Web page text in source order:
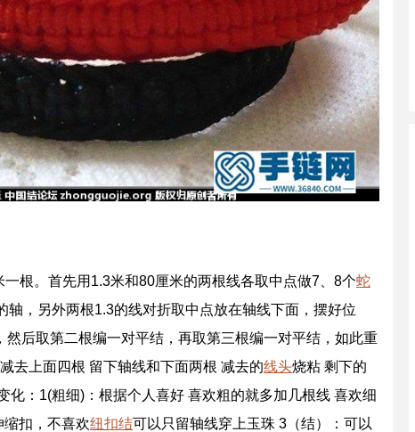
一根。首先用1.3米和80厘米的两根线各取中点做7、8个蛇
轴，另外两根1.3的线对折取中点放在轴线下面，摆好位
，然后取第二根编一对平结，再取第三根编一对平结，如此重
去上面四根 留下轴线和下面两根 减去的线头烧粘 剩下的
化：1(粗细)：根据个人喜好 喜欢粗的就多加几根线 喜欢细
扣，不喜欢纽扣结可以只留轴线穿上玉珠 3（结）：可以